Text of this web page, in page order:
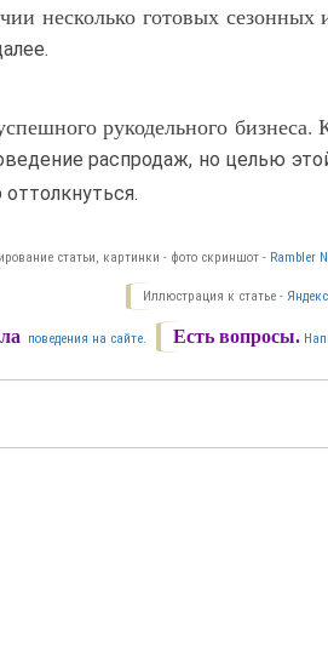
несколько готовых сезонных
рукодельного бизнеса.
распродаж, но целью
статьи, картинки - фото скриншот - Rambler
Иллюстрация к статье -
Есть вопросы.
поведения на сайте.